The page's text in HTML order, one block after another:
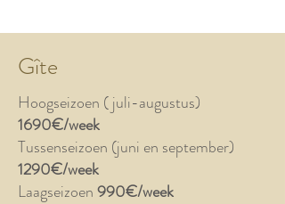
Gîte
Hoogseizoen ( juli-augustus)
1690€/week
Tussenseizoen (juni en september)
1290€/week
Laagseizoen990€/week